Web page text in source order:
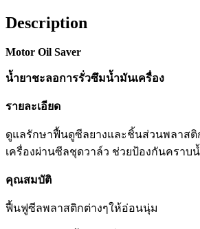
Description
Motor Oil Saver
น้ำยาชะลอการรั่วซึมน้ำมันเครื่อง
รายละเอียด
ดูแลรักษาฟื้นดูซีลยางและชิ้นส่วนพลาสติ
เครื่องผ่านซีลชุดวาล์ว ช่วยป้องกันคราบ
คุณสมบัติ
ฟื้นฟูซีลพลาสติกต่างๆให้อ่อนนุ่ม